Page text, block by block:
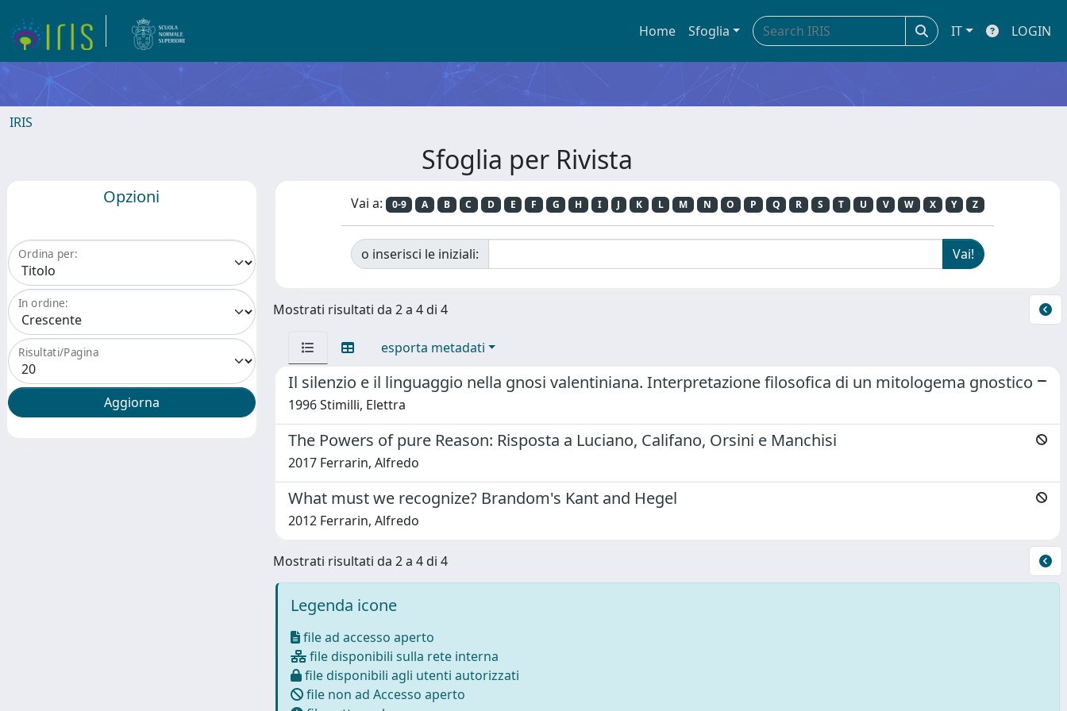
Home Sfoglia IT LOGIN
IRIS
Sfoglia per Rivista
Opzioni
Ordina per:
In ordine:
Risultati/Pagina
Vai a: 0-9 A B C D E F G H I J K L M N O P Q R S T U V W X Y Z
o inserisci le iniziali:
Mostrati risultati da 2 a 4 di 4
esporta metadati
Il silenzio e il linguaggio nella gnosi valentiniana. Interpretazione filosofica di un mitologema gnostico
1996 Stimilli, Elettra
The Powers of pure Reason: Risposta a Luciano, Califano, Orsini e Manchisi
2017 Ferrarin, Alfredo
What must we recognize? Brandom's Kant and Hegel
2012 Ferrarin, Alfredo
Mostrati risultati da 2 a 4 di 4
Legenda icone
file ad accesso aperto
file disponibili sulla rete interna
file disponibili agli utenti autorizzati
file non ad Accesso aperto